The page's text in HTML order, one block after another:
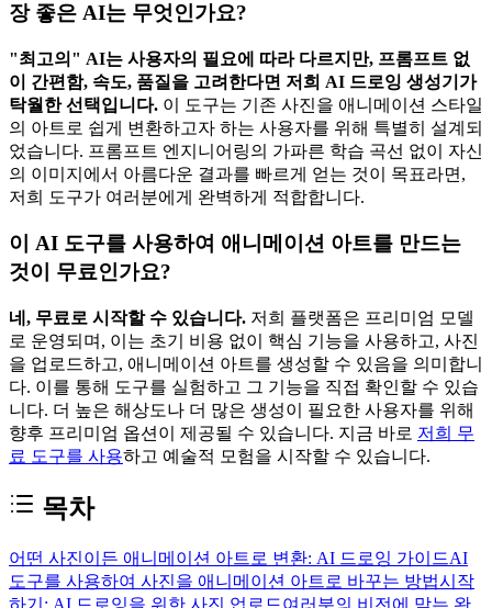
장 좋은 AI는 무엇인가요?
"최고의" AI는 사용자의 필요에 따라 다르지만, 프롬프트 없
이 간편함, 속도, 품질을 고려한다면 저희 AI 드로잉 생성기가
탁월한 선택입니다. 이 도구는 기존 사진을 애니메이션 스타일
의 아트로 쉽게 변환하고자 하는 사용자를 위해 특별히 설계되
었습니다. 프롬프트 엔지니어링의 가파른 학습 곡선 없이 자신
의 이미지에서 아름다운 결과를 빠르게 얻는 것이 목표라면,
저희 도구가 여러분에게 완벽하게 적합합니다.
이 AI 도구를 사용하여 애니메이션 아트를 만드는
것이 무료인가요?
네, 무료로 시작할 수 있습니다. 저희 플랫폼은 프리미엄 모델
로 운영되며, 이는 초기 비용 없이 핵심 기능을 사용하고, 사진
을 업로드하고, 애니메이션 아트를 생성할 수 있음을 의미합니
다. 이를 통해 도구를 실험하고 그 기능을 직접 확인할 수 있습
니다. 더 높은 해상도나 더 많은 생성이 필요한 사용자를 위해
향후 프리미엄 옵션이 제공될 수 있습니다. 지금 바로 저희 무
료 도구를 사용하고 예술적 모험을 시작할 수 있습니다.
목차
어떤 사진이든 애니메이션 아트로 변환: AI 드로잉 가이드AI
도구를 사용하여 사진을 애니메이션 아트로 바꾸는 방법시작
하기: AI 드로잉을 위한 사진 업로드여러분의 비전에 맞는 완